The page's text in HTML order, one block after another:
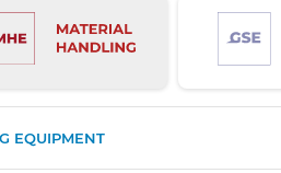
EQUIPMENT